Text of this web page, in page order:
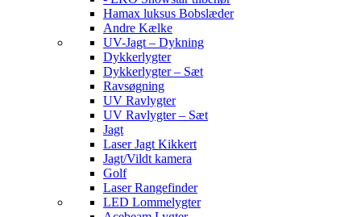
Hamax luksus Bobslæder
Andre Kælke
UV-Jagt – Dykning
Dykkerlygter
Dykkerlygter – Sæt
Ravsøgning
UV Ravlygter
UV Ravlygter – Sæt
Jagt
Laser Jagt Kikkert
Jagt/Vildt kamera
Golf
Laser Rangefinder
LED Lommelygter